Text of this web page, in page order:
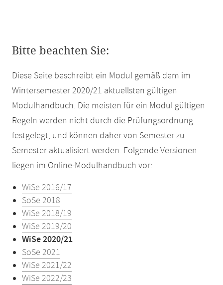
Bitte beachten Sie:
Diese Seite beschreibt ein Modul gemäß dem im
Wintersemester 2020/21 aktuellsten gültigen
Modulhandbuch. Die meisten für ein Modul gültigen
Regeln werden nicht durch die Prüfungsordnung
festgelegt, und können daher von Semester zu
Semester aktualisiert werden. Folgende Versionen
liegen im Online-Modulhandbuch vor:
WiSe 2016/17
SoSe 2018
WiSe 2018/19
WiSe 2019/20
WiSe 2020/21
SoSe 2021
WiSe 2021/22
WiSe 2022/23